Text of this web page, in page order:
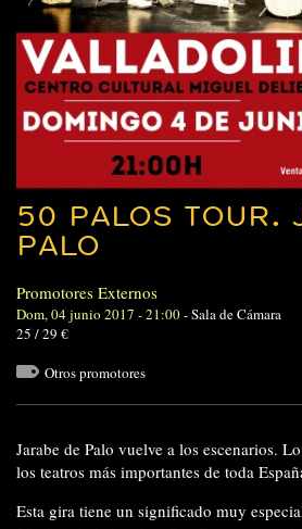
50 PALOS TOUR.
PALO
Promotores Externos
Dom, 04 junio 2017 - 21:00-Sala de Cámara
25 / 29 €
Otros promotores
Jarabe de Palo vuelve a los escenarios.
los teatros más importantes de toda
Esta gira tiene un significado muy